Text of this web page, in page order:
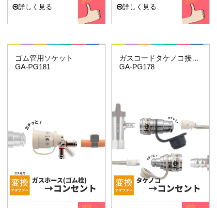
詳しく見る 詳しく見る
これエエやん
ゴム管用ソケット
GA-PG181
これエエやん
ガスコードタケノコ接続用セット
GA-PG178